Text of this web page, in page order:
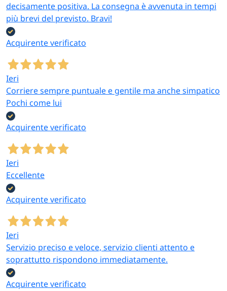
decisamente positiva. La consegna è avvenuta in tempi
più brevi del previsto. Bravi!
Acquirente verificato
Ieri
Corriere sempre puntuale e gentile ma anche simpatico
Pochi come lui
Acquirente verificato
Ieri
Eccellente
Acquirente verificato
Ieri
Servizio preciso e veloce, servizio clienti attento e
soprattutto rispondono immediatamente.
Acquirente verificato